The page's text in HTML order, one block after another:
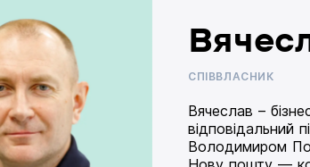
СПІВВЛАСНИК
Вячеслав –
відповідальний
Володимиром